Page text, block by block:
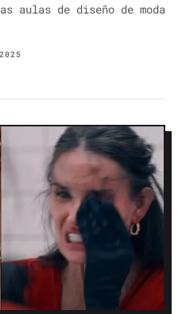
aulas de diseño de moda